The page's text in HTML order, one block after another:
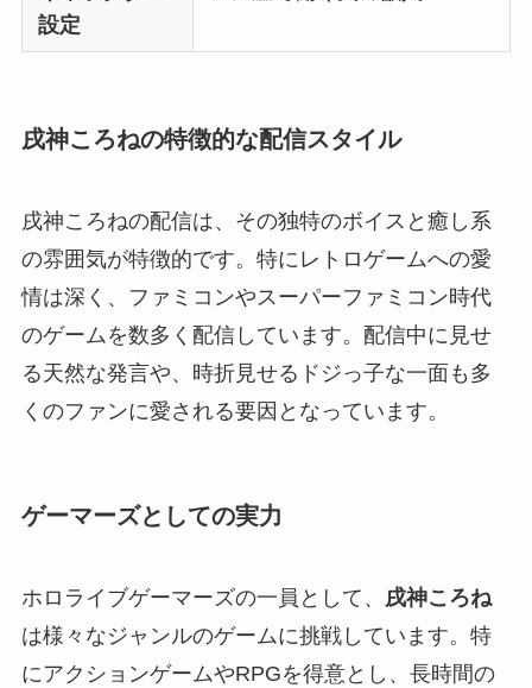
設定
戌神ころねの特徴的な配信スタイル
戌神ころねの配信は、その独特のボイスと癒し系
の雰囲気が特徴的です。特にレトロゲームへの愛
情は深く、ファミコンやスーパーファミコン時代
のゲームを数多く配信しています。配信中に見せ
る天然な発言や、時折見せるドジっ子な一面も多
くのファンに愛される要因となっています。
ゲーマーズとしての実力
ホロライブゲーマーズの一員として、 戌神ころね
は様々なジャンルのゲームに挑戦しています。特
にアクションゲームやRPGを得意とし、長時間の